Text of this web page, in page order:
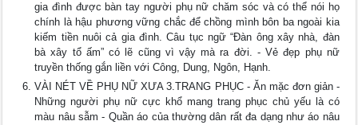
gia đình được bàn tay người phụ nữ chăm sóc và có thể nói họ
chính là hậu phương vững chắc để chồng mình bôn ba ngoài kia
kiếm tiền nuôi cả gia đình. Câu tục ngữ “Đàn ông xây nhà, đàn
bà xây tổ ấm” có lẽ cũng vì vậy mà ra đời. - Vẻ đẹp phụ nữ
truyền thống gắn liền với Công, Dung, Ngôn, Hạnh.
VÀI NÉT VỀ PHỤ NỮ XƯA 3.TRANG PHỤC - Ăn mặc đơn giản -
Những người phụ nữ cực khổ mang trang phục chủ yếu là có
màu nâu sẫm - Quần áo của thường dân rất đa dạng như áo nâu